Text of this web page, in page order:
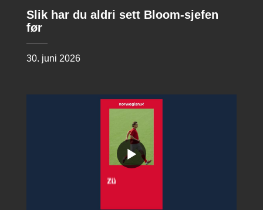
Slik har du aldri sett Bloom-sjefen
før
30. juni 2026